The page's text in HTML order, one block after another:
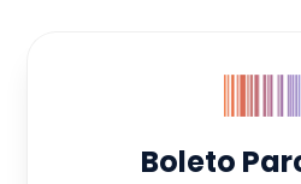
Boleto